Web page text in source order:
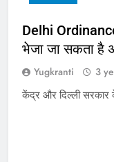
Delhi
भेजा जा सकता है
Yugkranti 3
केंद्र और दिल्ली सरकार